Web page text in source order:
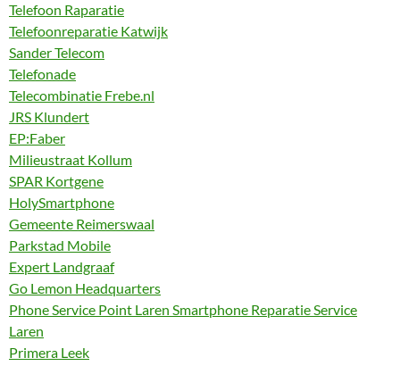
Telefoon Raparatie
Telefoonreparatie Katwijk
Sander Telecom
Telefonade
Telecombinatie Frebe.nl
JRS Klundert
EP:Faber
Milieustraat Kollum
SPAR Kortgene
HolySmartphone
Gemeente Reimerswaal
Parkstad Mobile
Expert Landgraaf
Go Lemon Headquarters
Phone Service Point Laren Smartphone Reparatie Service
Laren
Primera Leek